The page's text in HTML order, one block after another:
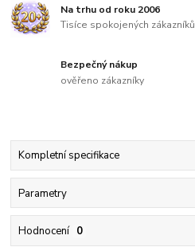
Na trhu od roku 2006
Tisíce spokojených zákazníků
Bezpečný nákup
ověřeno zákazníky
Kompletní specifikace
Parametry
Hodnocení 0